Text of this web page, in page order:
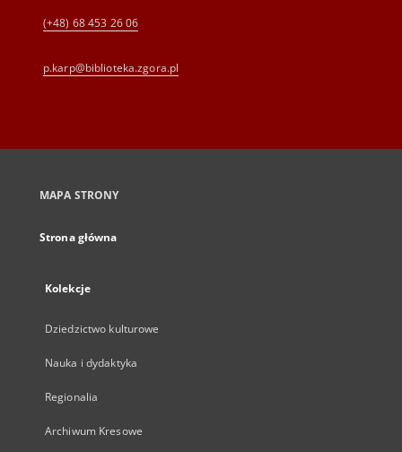
(+48) 68 453 26 06
p.karp@biblioteka.zgora.pl
MAPA STRONY
Strona główna
Kolekcje
Dziedzictwo kulturowe
Nauka i dydaktyka
Regionalia
Archiwum Kresowe